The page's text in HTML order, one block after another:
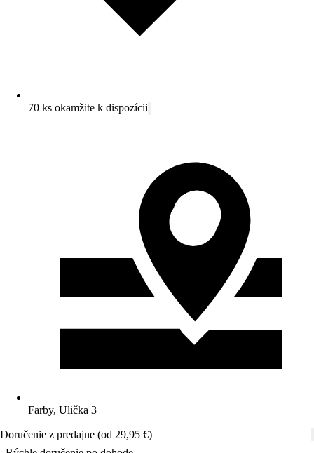
70 ks okamžite k dispozícii
Farby, Ulička 3
Doručenie z predajne (od 29,95 €)